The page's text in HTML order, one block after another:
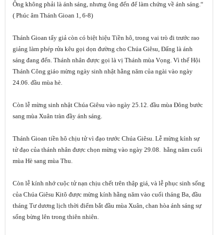
Ông không phải là ánh sáng, nhưng ông đến để làm chứng về ánh sáng.“
( Phúc âm Thánh Gioan 1, 6-8)
Thánh Gioan tẩy giả còn có biệt hiệu Tiền hô, trong vai trò đi trước rao
giảng làm phép rửa kêu gọi dọn đường cho Chúa Giêsu, Đấng là ánh
sáng đang đến. Thánh nhân được gọi là vị Thánh mùa Vọng. Vì thế Hội
Thánh Công giáo mừng ngày sinh nhật hằng năm của ngài vào ngày
24.06. đầu mùa hè.
Còn lễ mừng sinh nhật Chúa Giêsu vào ngày 25.12. đầu mùa Đông bước
sang mùa Xuân tràn đầy ánh sáng.
Thánh Gioan tiền hô chịu tử vì đạo trước Chúa Giêsu. Lễ mừng kính sự
tử đạo của thánh nhân được chọn mừng vào ngày 29.08. hằng năm cuối
mùa Hè sang mùa Thu.
Còn lễ kính nhớ cuộc tử nạn chịu chết trên thập giá, và lễ phục sinh sống
của Chúa Giêsu Kitô được mừng kính hằng năm vào cuối tháng Ba, đầu
tháng Tư dương lịch thời điểm bắt đầu mùa Xuân, chan hòa ánh sáng sự
sống bừng lên trong thiên nhiên.